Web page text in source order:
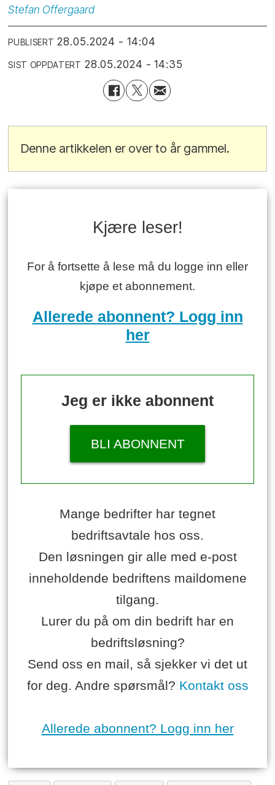
Stefan Offergaard
PUBLISERT 28.05.2024 - 14:04
SIST OPPDATERT 28.05.2024 - 14:35
Denne artikkelen er over to år gammel.
Kjære leser!
For å fortsette å lese må du logge inn eller
kjøpe et abonnement.
Allerede abonnent? Logg inn
her
Jeg er ikke abonnent
BLI ABONNENT
Mange bedrifter har tegnet
bedriftsavtale hos oss.
Den løsningen gir alle med e-post
inneholdende bedriftens maildomene
tilgang.
Lurer du på om din bedrift har en
bedriftsløsning?
Send oss en mail, så sjekker vi det ut
for deg. Andre spørsmål? Kontakt oss
Allerede abonnent? Logg inn her